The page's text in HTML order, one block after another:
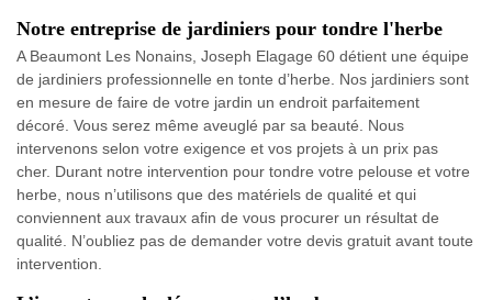
Notre entreprise de jardiniers pour tondre l'herbe
A Beaumont Les Nonains, Joseph Elagage 60 détient une équipe
de jardiniers professionnelle en tonte d’herbe. Nos jardiniers sont
en mesure de faire de votre jardin un endroit parfaitement
décoré. Vous serez même aveuglé par sa beauté. Nous
intervenons selon votre exigence et vos projets à un prix pas
cher. Durant notre intervention pour tondre votre pelouse et votre
herbe, nous n’utilisons que des matériels de qualité et qui
conviennent aux travaux afin de vous procurer un résultat de
qualité. N’oubliez pas de demander votre devis gratuit avant toute
intervention.